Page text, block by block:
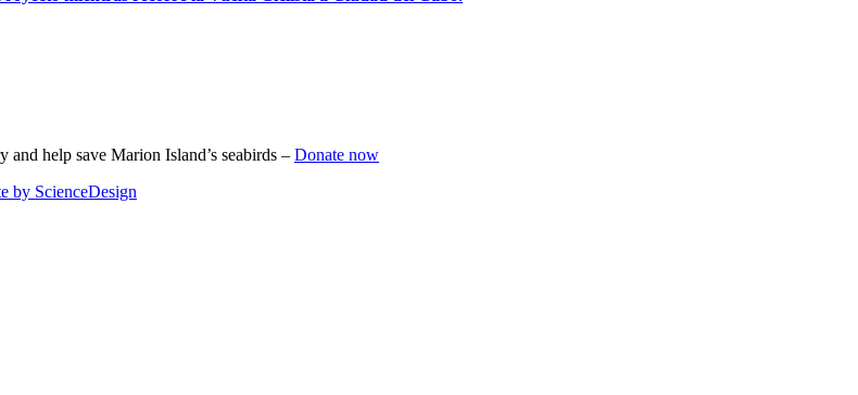
and help save Marion Island’s seabirds – Donate now
by ScienceDesign